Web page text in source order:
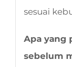
sesuai
Apa yang
sebelum